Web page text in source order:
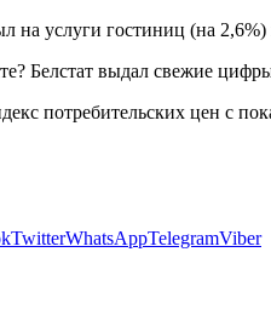
на услуги гостиниц (на
потребительских цен с
TwitterWhatsAppTelegramViber